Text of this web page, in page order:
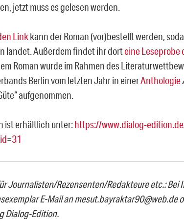
jetzt muss es gelesen werden.
Linkkann der Roman (vor)bestellt werden,
landet. Außerdem findet ihr dorteine Leseprobe
Roman wurde im Rahmen des
Berlin vom letzten Jahr in einerAnthologie
aufgenommen.
ist erhältlich unter:https://www.dialog-
Journalisten/Rezensenten/Redakteure etc.: Bei
E-Mail an mesut.bayraktar90@web.de
Dialog-Edition.